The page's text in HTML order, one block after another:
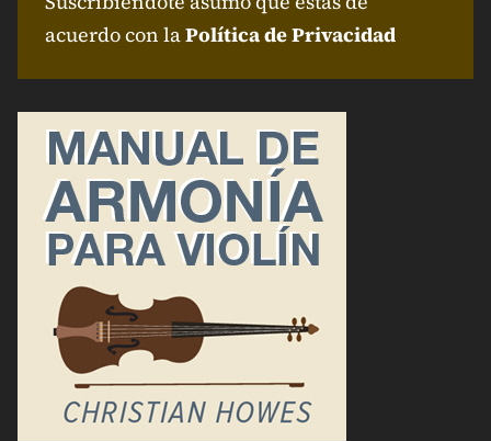
acuerdo con laPolítica de Privacidad